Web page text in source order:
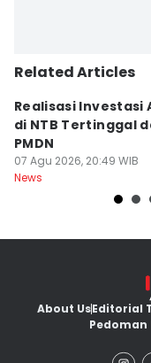
Related Articles
Realisasi Investasi
di NTB Tertinggal
PMDN
07 Agu 2026, 20:49 WIB
News
About UsEditorial
Pedoman